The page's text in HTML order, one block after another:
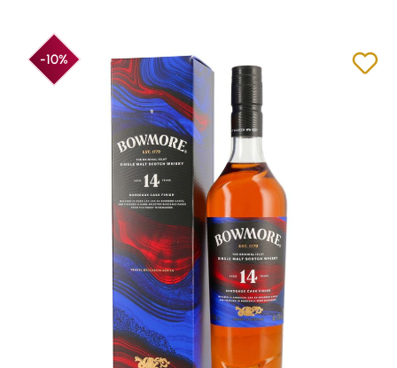
-10%